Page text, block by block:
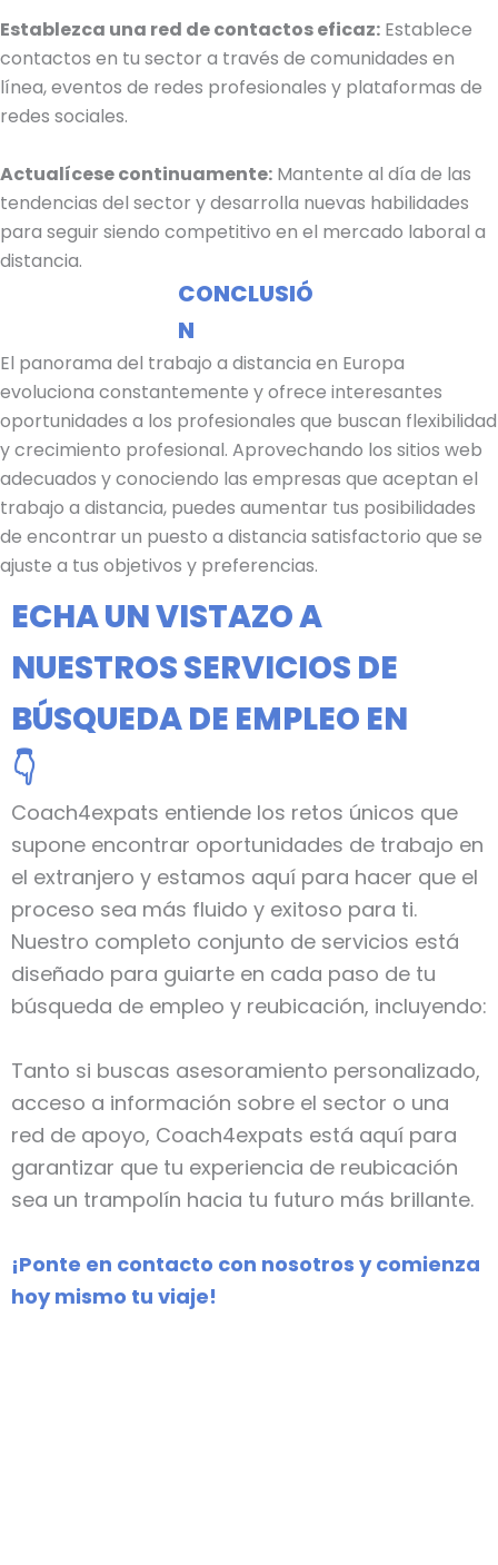
Establezca una red de contactos eficaz: Establece
contactos en tu sector a través de comunidades en
línea, eventos de redes profesionales y plataformas de
redes sociales.
Actualícese continuamente: Mantente al día de las
tendencias del sector y desarrolla nuevas habilidades
para seguir siendo competitivo en el mercado laboral a
distancia.
CONCLUSIÓ
N
El panorama del trabajo a distancia en Europa
evoluciona constantemente y ofrece interesantes
oportunidades a los profesionales que buscan flexibilidad
y crecimiento profesional. Aprovechando los sitios web
adecuados y conociendo las empresas que aceptan el
trabajo a distancia, puedes aumentar tus posibilidades
de encontrar un puesto a distancia satisfactorio que se
ajuste a tus objetivos y preferencias.
ECHA UN VISTAZO A
NUESTROS SERVICIOS DE
BÚSQUEDA DE EMPLEO EN
👇
Coach4expats entiende los retos únicos que
supone encontrar oportunidades de trabajo en
el extranjero y estamos aquí para hacer que el
proceso sea más fluido y exitoso para ti.
Nuestro completo conjunto de servicios está
diseñado para guiarte en cada paso de tu
búsqueda de empleo y reubicación, incluyendo:
Tanto si buscas asesoramiento personalizado,
acceso a información sobre el sector o una
red de apoyo, Coach4expats está aquí para
garantizar que tu experiencia de reubicación
sea un trampolín hacia tu futuro más brillante.
¡Ponte en contacto con nosotros y comienza
hoy mismo tu viaje!